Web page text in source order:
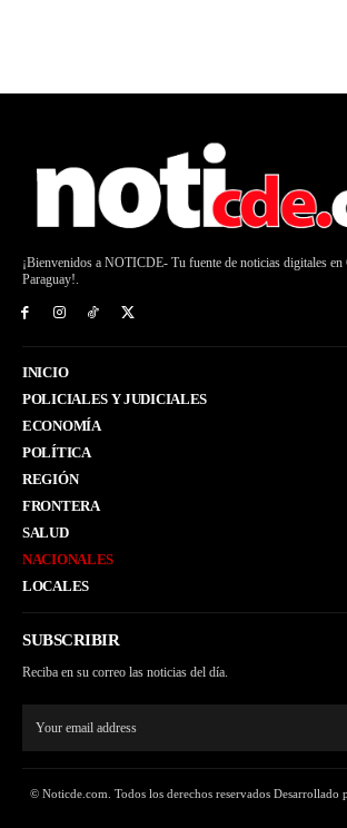
¡Bienvenidos a NOTICDE- Tu fuente de noticias digitales en
Paraguay!.
INICIO
POLICIALES Y JUDICIALES
ECONOMÍA
POLÍTICA
REGIÓN
FRONTERA
SALUD
NACIONALES
LOCALES
SUBSCRIBIR
Reciba en su correo las noticias del día.
© Noticde.com. Todos los derechos reservados Desarrollado